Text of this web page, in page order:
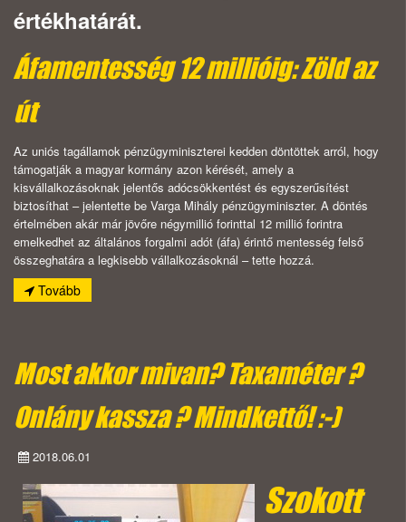
értékhatárát.
Áfamentesség 12 millióig: Zöld az
út
Az uniós tagállamok pénzügyminiszterei kedden döntöttek arról, hogy
támogatják a magyar kormány azon kérését, amely a
kisvállalkozásoknak jelentős adócsökkentést és egyszerűsítést
biztosíthat – jelentette be Varga Mihály pénzügyminiszter. A döntés
értelmében akár már jövőre négymillió forinttal 12 millió forintra
emelkedhet az általános forgalmi adót (áfa) érintő mentesség felső
összeghatára a legkisebb vállalkozásoknál – tette hozzá.
Tovább
Most akkor mivan? Taxaméter ?
Onlány kassza ? Mindkettő! :-)
2018.06.01
Szokott